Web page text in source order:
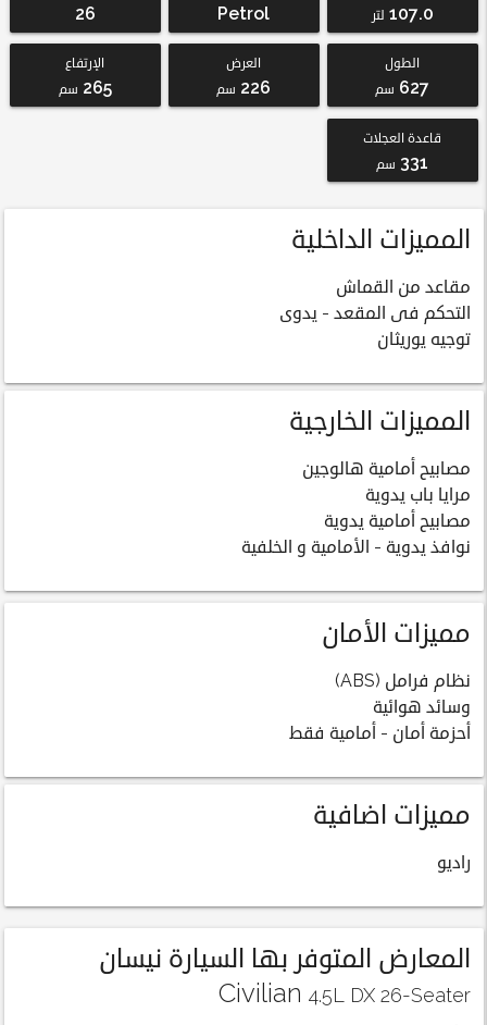
107.0 لتر Petrol
26
الطول
627 سم
العرض
226 سم
الإرتفاع
265 سم
قاعدة العجلات
331 سم
المميزات الداخلية
مقاعد من القماش
التحكم فى المقعد - يدوى
توجيه يوريثان
المميزات الخارجية
مصابيح أمامية هالوجين
مرايا باب يدوية
مصابيح أمامية يدوية
نوافذ يدوية - الأمامية و الخلفية
مميزات الأمان
نظام فرامل (ABS)
وسائد هوائية
أحزمة أمان - أمامية فقط
مميزات اضافية
راديو
المعارض المتوفر بها السيارة نيسان
Civilian 4.5L DX 26-Seater